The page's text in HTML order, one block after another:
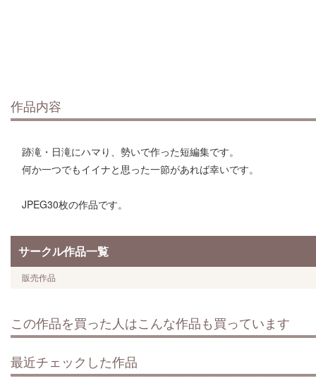
作品内容
跡滝・日滝にハマり、勢いで作った短編集です。
何か一つでもイイナと思った一節があれば幸いです。
JPEG30枚の作品です。
サークル作品一覧
販売作品
この作品を買った人はこんな作品も買っています
最近チェックした作品